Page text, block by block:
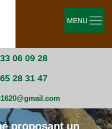
06 09 28
28 31 47
MENU
proposant un